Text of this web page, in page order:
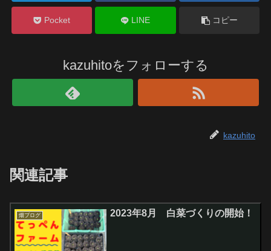
Pocket LINE コピー
kazuhitoをフォローする
kazuhito
関連記事
畑ブログ 2023年8月 白菜づくりの開始！